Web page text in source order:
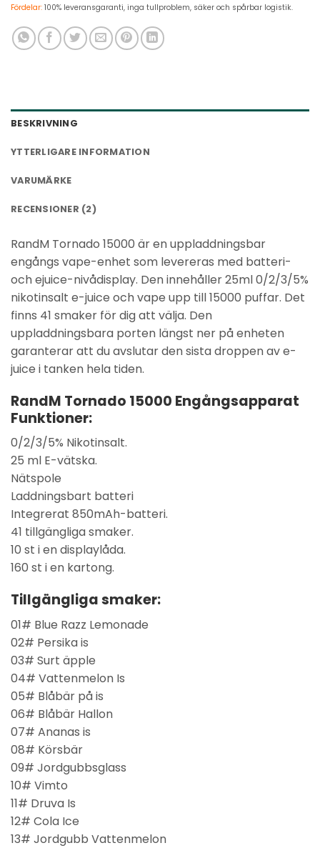
Fördelar: 100% leveransgaranti, inga tullproblem, säker och spårbar logistik.
BESKRIVNING
YTTERLIGARE INFORMATION
VARUMÄRKE
RECENSIONER (2)
RandM Tornado 15000 är en uppladdningsbar
engångs vape-enhet som levereras med batteri-
och ejuice-nivådisplay. Den innehåller 25ml 0/2/3/5%
nikotinsalt e-juice och vape upp till 15000 puffar. Det
finns 41 smaker för dig att välja. Den
uppladdningsbara porten längst ner på enheten
garanterar att du avslutar den sista droppen av e-
juice i tanken hela tiden.
RandM Tornado 15000 Engångsapparat
Funktioner:
0/2/3/5% Nikotinsalt.
25 ml E-vätska.
Nätspole
Laddningsbart batteri
Integrerat 850mAh-batteri.
41 tillgängliga smaker.
10 st i en displaylåda.
160 st i en kartong.
Tillgängliga smaker:
01# Blue Razz Lemonade
02# Persika is
03# Surt äpple
04# Vattenmelon Is
05# Blåbär på is
06# Blåbär Hallon
07# Ananas is
08# Körsbär
09# Jordgubbsglass
10# Vimto
11# Druva Is
12# Cola Ice
13# Jordgubb Vattenmelon